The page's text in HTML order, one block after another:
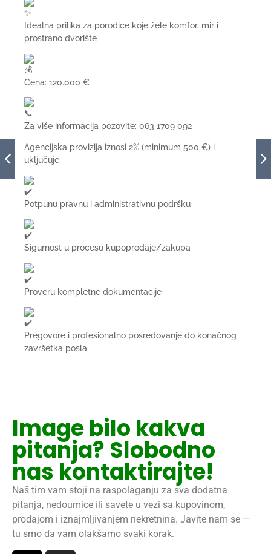
Idealna prilika za porodice koje žele komfor, mir i
prostrano dvorište
Cena: 120.000 €
Za više informacija pozovite: 063 1709 092
Agencijska provizija iznosi 2% (minimum 500 €) i
uključuje:
Potpunu pravnu i administrativnu podršku
Sigurnost u procesu kupoprodaje/zakupa
Proveru kompletne dokumentacije
Pregovore i profesionalno posredovanje do konačnog
završetka posla
Image bilo kakva
pitanja? Slobodno
nas kontaktirajte!
Naš tim vam stoji na raspolaganju za sva dodatna
pitanja, nedoumice ili savete u vezi sa kupovinom,
prodajom i iznajmljivanjem nekretnina. Javite nam se —
tu smo da vam olakšamo svaki korak.